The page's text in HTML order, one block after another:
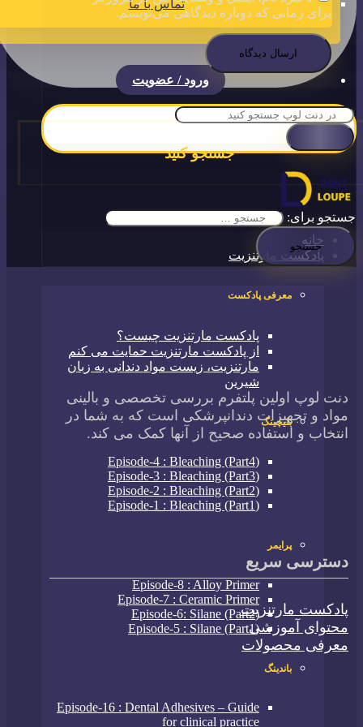
تماس با ما
ورود / عضویت
خانه
پادکست مارتنزیت
معرفی پادکست
پادکست مارتنزیت چیست؟
از پادکست مارتنزیت حمایت می کنم
مارتنزیت، زیست مواد دندانی به زبان
شیرین
بلیچینگ
(Episode-4 : Bleaching (Part4
(Episode-3 : Bleaching (Part3
(Episode-2 : Bleaching (Part2
(Episode-1 : Bleaching (Part1
پرایمر
Episode-8 : Alloy Primer
Episode-7 : Ceramic Primer
(Episode-6: Silane (Part2
(Episode-5 : Silane (Part1
باندینگ
Episode-16 : Dental Adhesives – Guide
for clinical practice
برای زمانی که دوباره دیدگاهی می‌نویسم.
جستجو کنید
جستجو برای:
دنت لوپ اولین پلتفرم بررسی تخصصی و بالینی
مواد و تجهیزات دندانپرشکی است که به شما در
انتخاب و استفاده صحیح از آنها کمک می کند.
دسترسی سریع
پادکست مارتنزیت
محتوای آموزشی
معرفی محصولات